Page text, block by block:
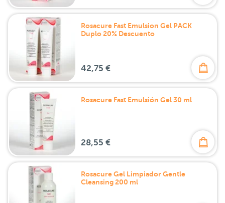
Rosacure Fast Emulsion Gel PACK
Duplo 20% Descuento
42,75 €
Rosacure Fast Emulsión Gel 30 ml
28,55 €
Rosacure Gel Limpiador Gentle
Cleansing 200 ml